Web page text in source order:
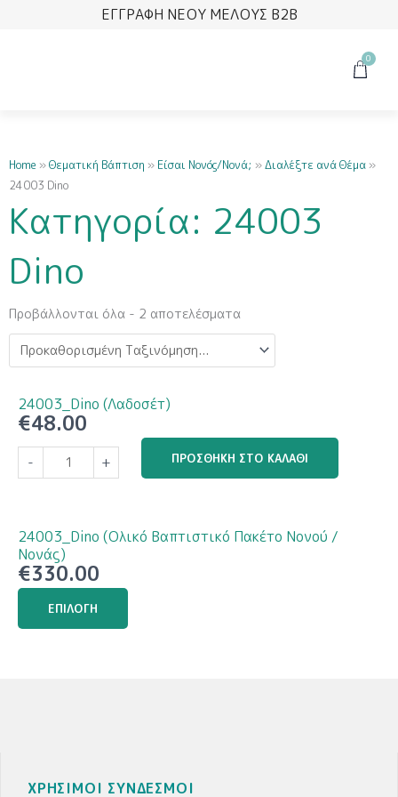
ΕΓΓΡΑΦΗ ΝΕΟΥ ΜΕΛΟΥΣ B2B
0
Cart
Home »Θεματική Βάπτιση » Είσαι Νονός/Νονά; »Διαλέξτε ανά Θέμα »
24003 Dino
Κατηγορία: 24003
Dino
Προβάλλονται όλα - 2 αποτελέσματα
24003_Dino (Λαδοσέτ)
€48.00
-
24003_Dino
(Λαδοσέτ)
+ ΠΡΟΣΘΉΚΗ ΣΤΟ ΚΑΛΆΘΙ
24003_Dino (Ολικό Βαπτιστικό Πακέτο Νονού /
Νονάς)
€330.00
ΕΠΙΛΟΓΉ
Αυτό
να
ΧΡΗΣΙΜΟΙ ΣΥΝΔΕΣΜΟΙ